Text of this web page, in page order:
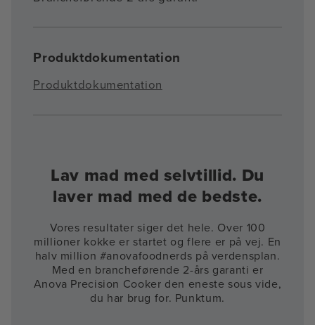
Produktdokumentation
Produktdokumentation
Lav mad med selvtillid. Du
laver mad med de bedste.
Vores resultater siger det hele. Over 100
millioner kokke er startet og flere er på vej. En
halv million #anovafoodnerds på verdensplan.
Med en brancheførende 2-års garanti er
Anova Precision Cooker den eneste sous vide,
du har brug for. Punktum.